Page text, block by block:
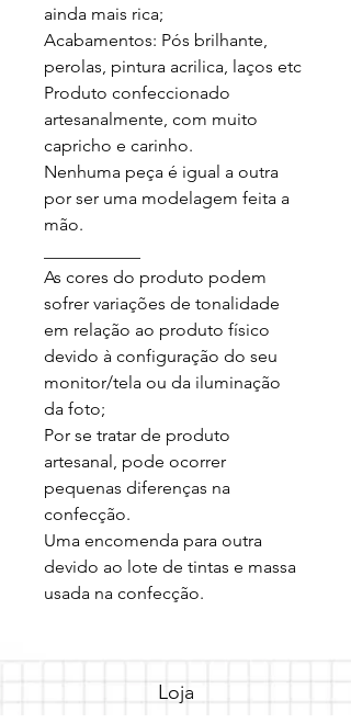
ainda mais rica;
Acabamentos: Pós brilhante,
perolas, pintura acrilica, laços etc
Produto confeccionado
artesanalmente, com muito
capricho e carinho.
Nenhuma peça é igual a outra
por ser uma modelagem feita a
mão.
As cores do produto podem
sofrer variações de tonalidade
em relação ao produto físico
devido à configuração do seu
monitor/tela ou da iluminação
da foto;
Por se tratar de produto
artesanal, pode ocorrer
pequenas diferenças na
confecção.
Uma encomenda para outra
devido ao lote de tintas e massa
usada na confecção.
Loja